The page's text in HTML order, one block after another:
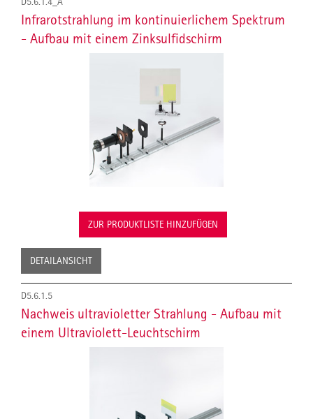
Infrarotstrahlung im kontinuierlichem Spektrum
- Aufbau mit einem Zinksulfidschirm
ZUR PRODUKTLISTE HINZUFÜGEN
DETAILANSICHT
D5.6.1.5
Nachweis ultravioletter Strahlung - Aufbau mit
einem Ultraviolett-Leuchtschirm